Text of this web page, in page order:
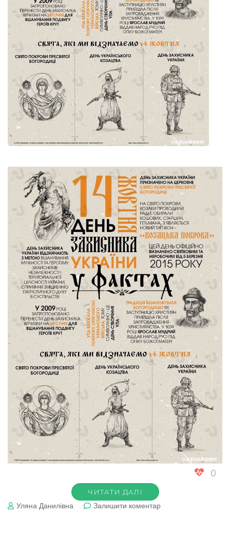
0
ЧИТАТИ ДАЛІ
Уляна Данилівна Залишити коментардо